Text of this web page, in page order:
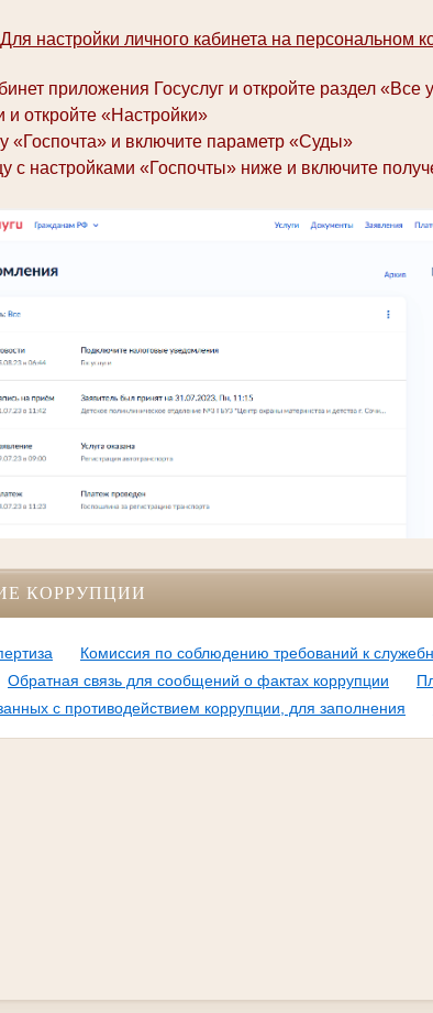
Для настройки личного кабинета на персональном
приложения Госуслуг и откройте раздел «Все
и откройте «Настройки»
«Госпочта» и включите параметр «Суды»
с настройками «Госпочты» ниже и включите
КОРРУПЦИИ
Комиссия по соблюдению требований к
Обратная связь для сообщений о фактах коррупции
с противодействием коррупции, для заполнения